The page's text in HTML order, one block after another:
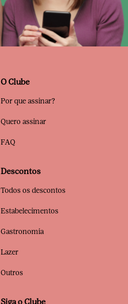
O Clube
Por que assinar?
Quero assinar
FAQ
Descontos
Todos os descontos
Estabelecimentos
Gastronomia
Lazer
Outros